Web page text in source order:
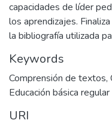
capacidades de líder
los aprendizajes.
la bibliografía utilizada
Keywords
Comprensión de textos,
Educación básica regular
URI